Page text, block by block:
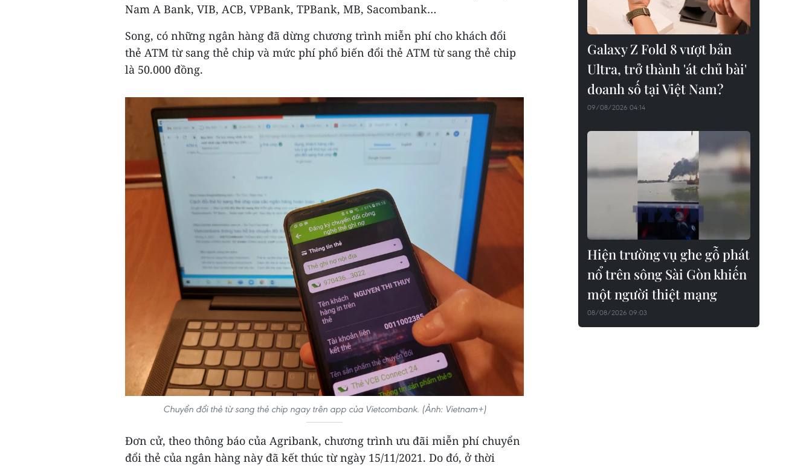
Nam A Bank, VIB, ACB, VPBank, TPBank, MB, Sacombank…
Song, có những ngân hàng đã dừng chương trình miễn phí cho khách đổi
thẻ ATM từ sang thẻ chip và mức phí phổ biến đổi thẻ ATM từ sang thẻ chip
là 50.000 đồng.
Chuyển đổi thẻ từ sang thẻ chip ngay trên app của Vietcombank. (Ảnh: Vietnam+)
Đơn cử, theo thông báo của Agribank, chương trình ưu đãi miễn phí chuyển
đổi thẻ của ngân hàng này đã kết thúc từ ngày 15/11/2021. Do đó, ở thời
Galaxy Z Fold 8 vượt bản
Ultra, trở thành 'át chủ bài'
doanh số tại Việt Nam?
09/08/2026 04:14
Hiện trường vụ ghe gỗ phát
nổ trên sông Sài Gòn khiến
một người thiệt mạng
08/08/2026 09:03